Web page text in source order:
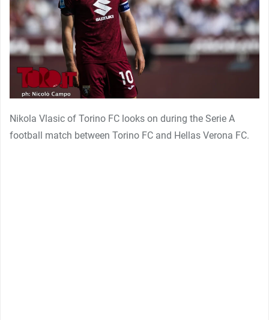
Nikola Vlasic of Torino FC looks on during the Serie A
football match between Torino FC and Hellas Verona FC.